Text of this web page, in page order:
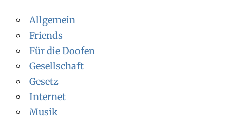
Allgemein
Friends
Für die Doofen
Gesellschaft
Gesetz
Internet
Musik